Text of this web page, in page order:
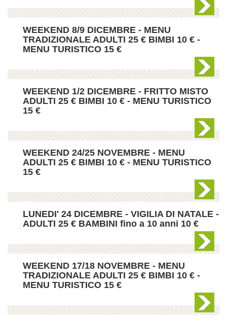
WEEKEND 8/9 DICEMBRE - MENU
TRADIZIONALE ADULTI 25 € BIMBI 10 € -
MENU TURISTICO 15 €
WEEKEND 1/2 DICEMBRE - FRITTO MISTO
ADULTI 25 € BIMBI 10 € - MENU TURISTICO
15 €
WEEKEND 24/25 NOVEMBRE - MENU
ADULTI 25 € BIMBI 10 € - MENU TURISTICO
15 €
LUNEDI' 24 DICEMBRE - VIGILIA DI NATALE -
ADULTI 25 € BAMBINI fino a 10 anni 10 €
WEEKEND 17/18 NOVEMBRE - MENU
TRADIZIONALE ADULTI 25 € BIMBI 10 € -
MENU TURISTICO 15 €